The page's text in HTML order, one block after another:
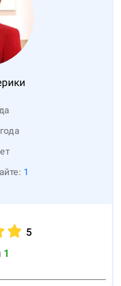
1
5
1